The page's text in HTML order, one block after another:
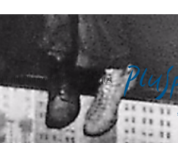
die Planen-Profis, unterstützt